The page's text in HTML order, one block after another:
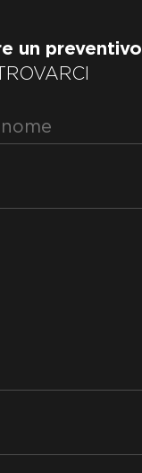
un preventivo